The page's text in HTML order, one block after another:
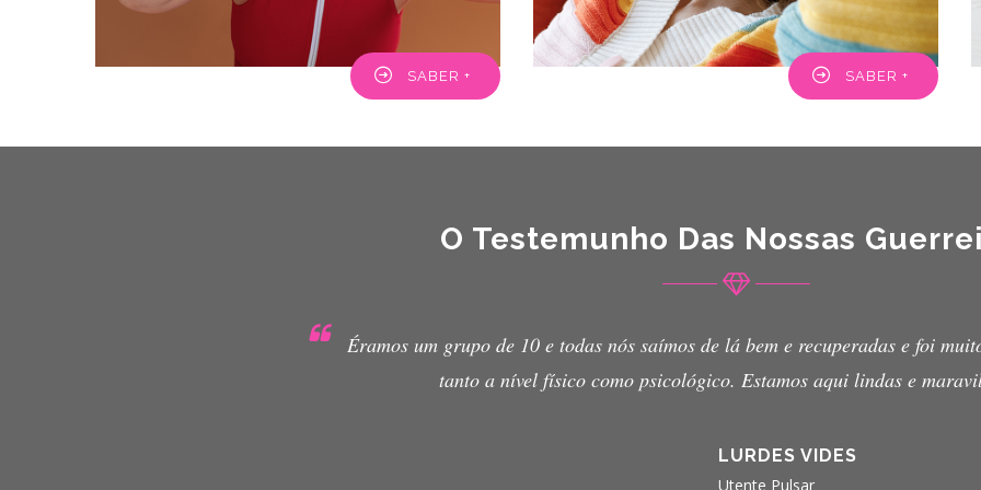
SABER + SABER +
O Testemunho Das Nossas
e todas nós saímos de lá bem e recuperadas e foi muito importante para nós,
físico como psicológico. Estamos aqui lindas e maravilhosas.